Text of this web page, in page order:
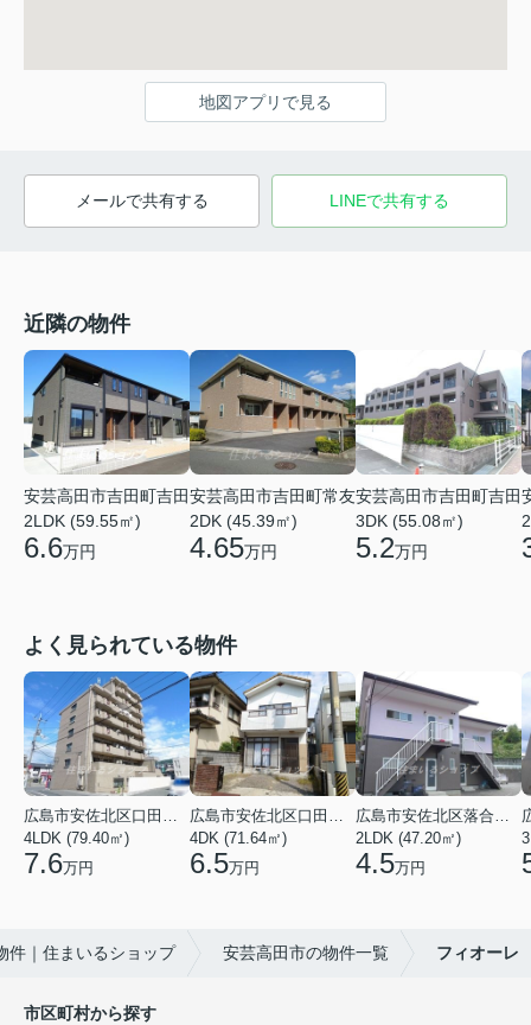
地図アプリで見る
メールで共有する LINEで共有する
近隣の物件
安芸高田市吉田町吉田
2LDK (59.55㎡)
6.6万円
安芸高田市吉田町常友
2DK (45.39㎡)
4.65万円
安芸高田市吉田町吉田
3DK (55.08㎡)
5.2万円
よく見られている物件
広島市安佐北区口田３丁目
4LDK (79.40㎡)
7.6万円
広島市安佐北区口田５丁目
4DK (71.64㎡)
6.5万円
広島市安佐北区落合南９丁目
2LDK (47.20㎡)
4.5万円
件｜住まいるショップ 安芸高田市の物件一覧 フィオーレ
市区町村から探す